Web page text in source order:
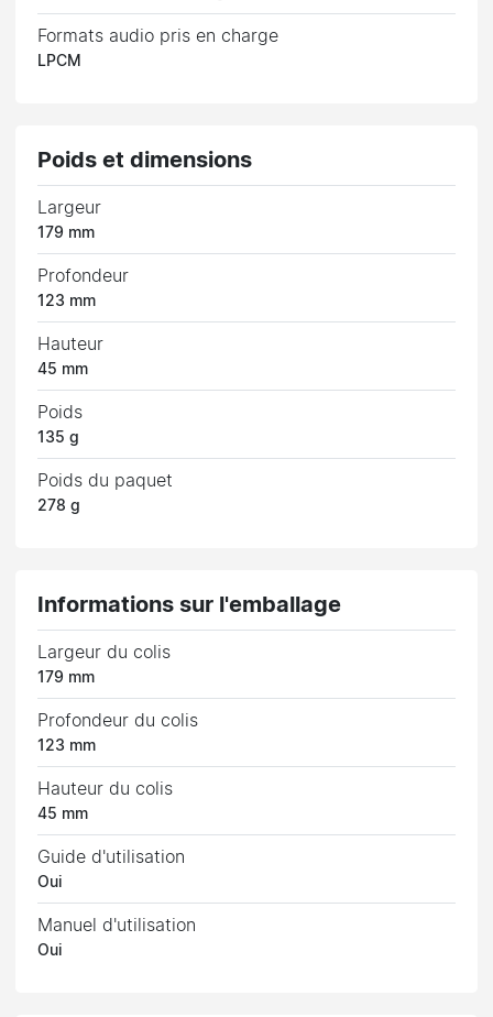
Formats audio pris en charge
LPCM
Poids et dimensions
Largeur
179 mm
Profondeur
123 mm
Hauteur
45 mm
Poids
135 g
Poids du paquet
278 g
Informations sur l'emballage
Largeur du colis
179 mm
Profondeur du colis
123 mm
Hauteur du colis
45 mm
Guide d'utilisation
Oui
Manuel d'utilisation
Oui